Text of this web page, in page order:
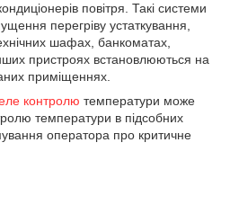
повітря. Такі системи
перегріву устаткування,
шафах, банкоматах,
пристроях встановлюються на
приміщеннях.
контролю температури може
температури в підсобних
оператора про критичне